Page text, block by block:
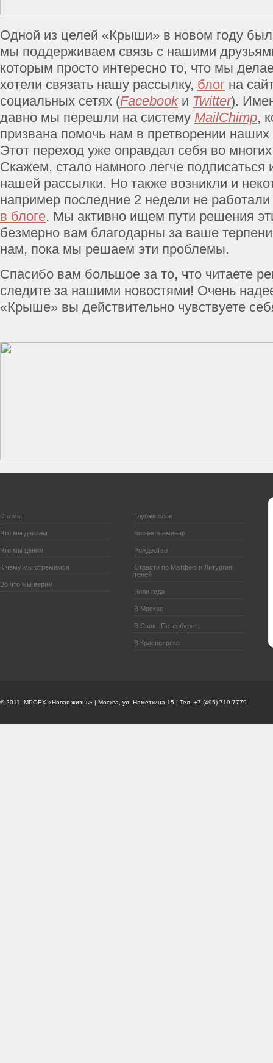
Одной из целей «Крыши» в новом году
мы поддерживаем связь с нашими
которым просто интересно то, что мы
хотели связать нашу рассылку, блог на
социальных сетях (Facebookи Twitter).
давно мы перешли на систему MailChimp,
призвана помочь нам в претворении
Этот переход уже оправдал себя во
Скажем, стало намного легче подписаться
нашей рассылки. Но также возникли и
например последние 2 недели не работали
в блоге. Мы активно ищем пути решения
безмерно вам благодарны за ваше
нам, пока мы решаем эти проблемы.
Спасибо вам большое за то, что читаете
следите за нашими новостями! Очень
«Крыше» вы действительно чувствуете
Кто мы
Что мы делаем
Что мы ценим
К чему мы стремимся
Во что мы верим
Глубже слов
Бизнес-семинар
Рождество
Страсти по Матфею и Литургия
теней
Чили года
В Москве
В Санкт-Петербурге
В Красноярске
© 2011, МРОЕХ «Новая жизнь» | Москва, ул. Наметкина 15 | Тел. +7 (495) 719-7779